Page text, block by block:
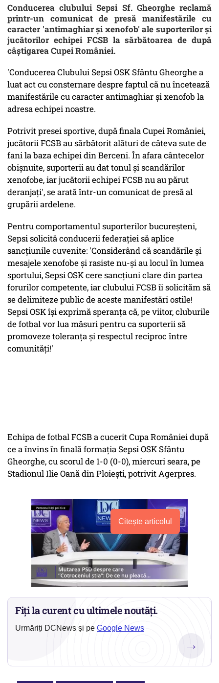
Conducerea clubului Sepsi Sf. Gheorghe reclamă
printr-un comunicat de presă manifestările cu
caracter 'antimaghiar şi xenofob' ale suporterilor şi
jucătorilor echipei FCSB la sărbătoarea de după
câştigarea Cupei României.
'Conducerea Clubului Sepsi OSK Sfântu Gheorghe a
luat act cu consternare despre faptul că nu încetează
manifestările cu caracter antimaghiar şi xenofob la
adresa echipei noastre.
Potrivit presei sportive, după finala Cupei României,
jucătorii FCSB au sărbătorit alături de câteva sute de
fani la baza echipei din Berceni. În afara cântecelor
obişnuite, suporterii au dat tonul şi scandărilor
xenofobe, iar jucătorii echipei FCSB nu au părut
deranjaţi', se arată într-un comunicat de presă al
grupării ardelene.
Pentru comportamentul suporterilor bucureşteni,
Sepsi solicită conducerii federaţiei să aplice
sancţiunile cuvenite: 'Considerând că scandările şi
mesajele xenofobe şi rasiste nu-şi au locul în lumea
sportului, Sepsi OSK cere sancţiuni clare din partea
forurilor competente, iar clubului FCSB îi solicităm să
se delimiteze public de aceste manifestări ostile!
Sepsi OSK îşi exprimă speranţa că, pe viitor, cluburile
de fotbal vor lua măsuri pentru ca suporterii să
promoveze toleranţa şi respectul reciproc între
comunităţi!'
Echipa de fotbal FCSB a cucerit Cupa României după
ce a învins în finală formaţia Sepsi OSK Sfântu
Gheorghe, cu scorul de 1-0 (0-0), miercuri seara, pe
Stadionul Ilie Oană din Ploieşti, potrivit Agerpres.
Citește articolul
Fiți la curent cu ultimele noutăți.
Urmăriți DCNews și pe Google News
→